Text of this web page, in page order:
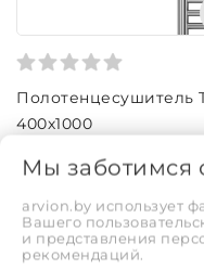
Полотенцесушитель
400х1000
Код: 519
Мы заботимся
arvion.by использует
Вашего
и представления
рекомендаций.